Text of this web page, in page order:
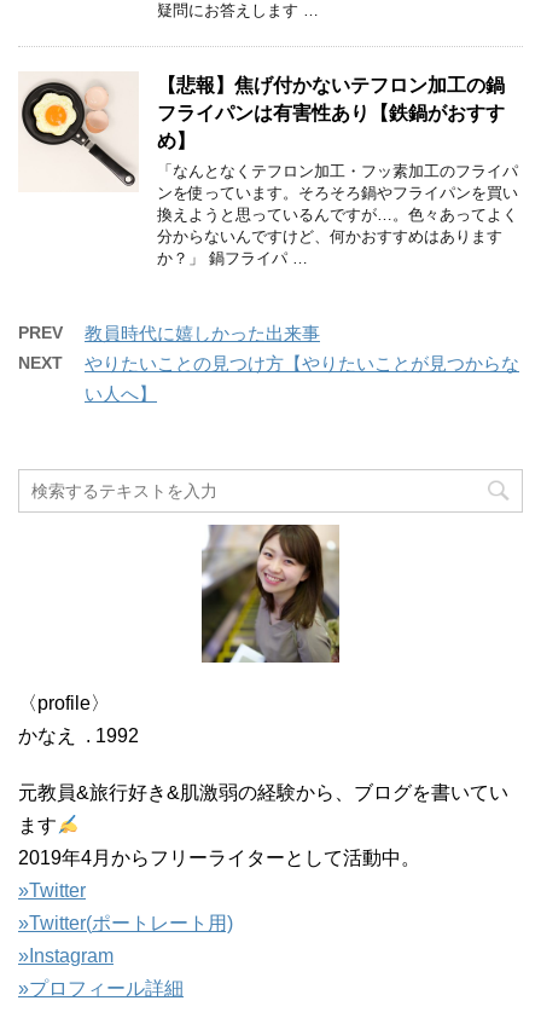
疑問にお答えします …
【悲報】焦げ付かないテフロン加工の鍋
フライパンは有害性あり【鉄鍋がおすす
め】
「なんとなくテフロン加工・フッ素加工のフライパ
ンを使っています。そろそろ鍋やフライパンを買い
換えようと思っているんですが…。色々あってよく
分からないんですけど、何かおすすめはあります
か？」 鍋フライパ …
PREV 教員時代に嬉しかった出来事
NEXT
やりたいことの見つけ方【やりたいことが見つからな
い人へ】
〈profile〉
かなえ . 1992
元教員&旅行好き&肌激弱の経験から、ブログを書いてい
ます
2019年4月からフリーライターとして活動中。
»Twitter
»Twitter(ポートレート用)
»Instagram
»プロフィール詳細